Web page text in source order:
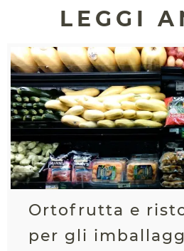
LEGGI
Ortofrutta e
per gli